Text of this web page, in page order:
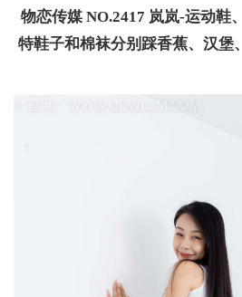
物恋传媒 NO.2417 岚岚-运动鞋
特鞋子和棉袜分别踩香蕉、汉堡